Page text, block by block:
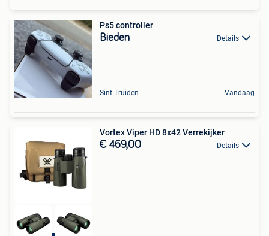
Ps5 controller
Bieden Details
Sint-Truiden Vandaag
Vortex Viper HD 8x42 Verrekijker
€ 469,00 Details